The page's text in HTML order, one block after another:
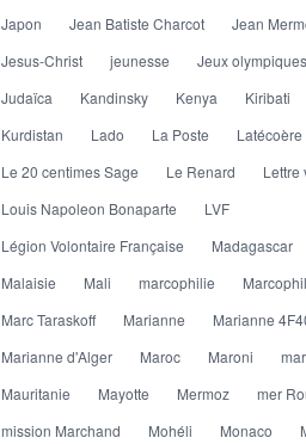
Japon
Jean Batiste Charcot
Jean
Jesus-Christ
jeunesse Jeux olympiques
Judaïca
Kandinsky Kenya Kiribati
Kurdistan
Lado La Poste
Latécoère
Le 20 centimes Sage
Le Renard Lettre
Louis Napoleon Bonaparte
LVF
Légion Volontaire Française
Madagascar
Malaisie
Mali marcophilie
Marc Taraskoff
Marianne
Marianne
Marianne d'Alger
Maroc Maroni
Mauritanie
Mayotte Mermoz mer
mission Marchand
Mohéli Monaco